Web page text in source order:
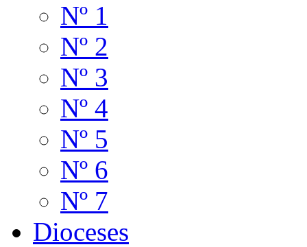
Nº 1
Nº 2
Nº 3
Nº 4
Nº 5
Nº 6
Nº 7
Dioceses